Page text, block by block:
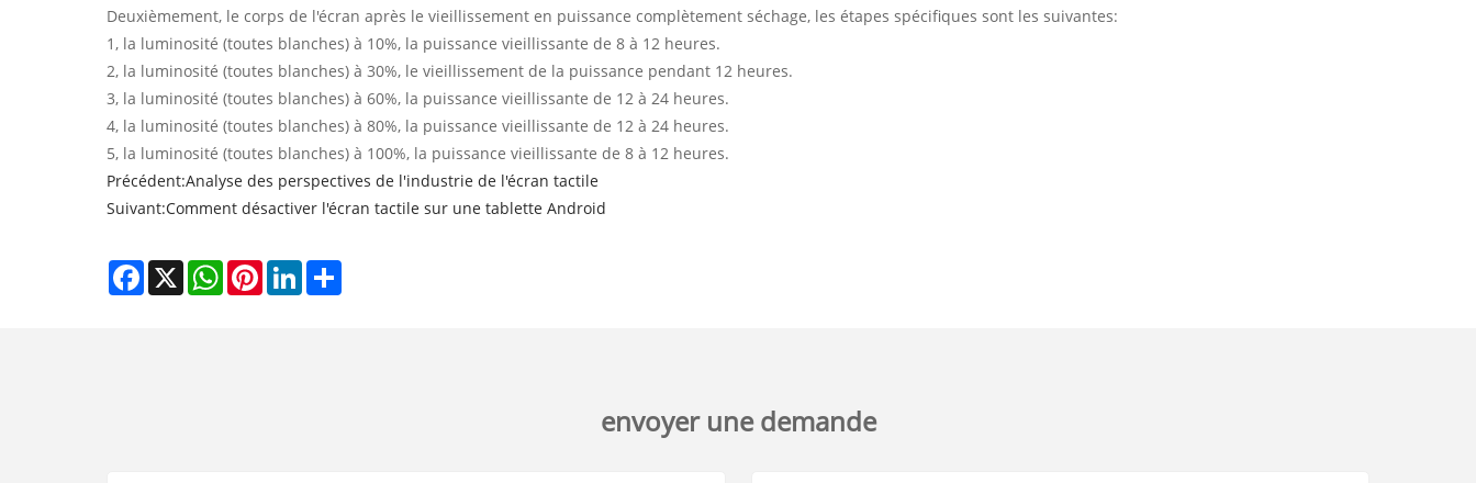
Deuxièmement, le corps de l'écran après le vieillissement en puissance complètement séchage, les étapes spécifiques sont les suivantes:
1, la luminosité (toutes blanches) à 10%, la puissance vieillissante de 8 à 12 heures.
2, la luminosité (toutes blanches) à 30%, le vieillissement de la puissance pendant 12 heures.
3, la luminosité (toutes blanches) à 60%, la puissance vieillissante de 12 à 24 heures.
4, la luminosité (toutes blanches) à 80%, la puissance vieillissante de 12 à 24 heures.
5, la luminosité (toutes blanches) à 100%, la puissance vieillissante de 8 à 12 heures.
Précédent:Analyse des perspectives de l'industrie de l'écran tactile
Suivant:Comment désactiver l'écran tactile sur une tablette Android
Facebook
X WhatsAppPinterestLinkedIn
envoyer une demande